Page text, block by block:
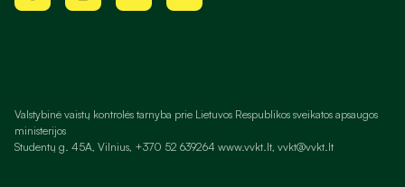
Valstybinė vaistų kontrolės tarnyba prie Lietuvos Respublikos sveikatos apsaugos
ministerijos
Studentų g. 45A, Vilnius, +370 52 639264 www.vvkt.lt, vvkt@vvkt.lt